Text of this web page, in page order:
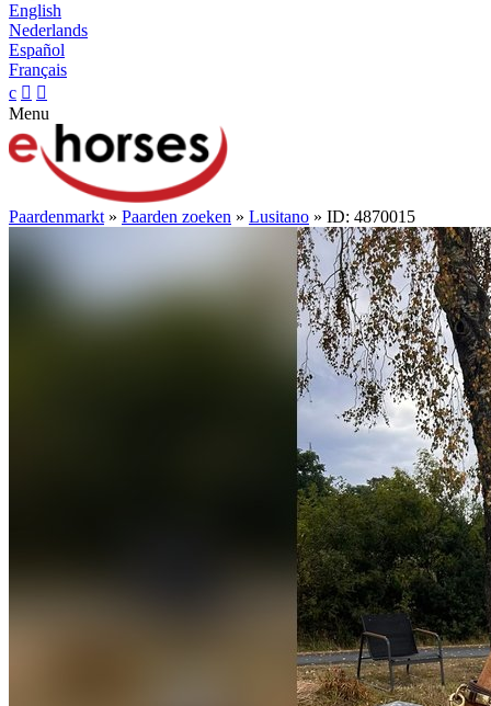
English
Nederlands
Español
Français
c  
Menu
Paardenmarkt » Paarden zoeken » Lusitano » ID: 4870015